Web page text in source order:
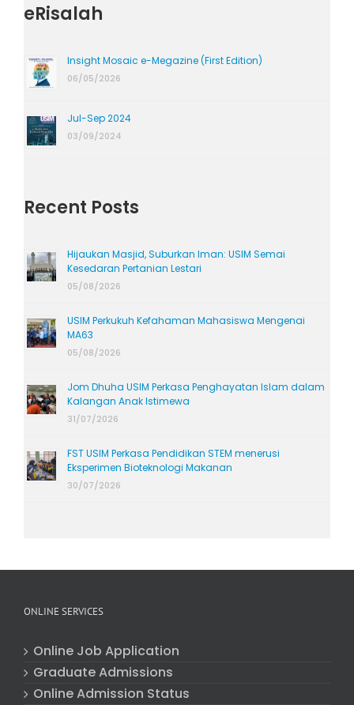
eRisalah
Insight Mosaic e-Megazine (First Edition)
06/05/2026
Jul-Sep 2024
03/09/2024
Recent Posts
Hijaukan Masjid, Suburkan Iman: USIM Semai
Kesedaran Pertanian Lestari
05/08/2026
USIM Perkukuh Kefahaman Mahasiswa Mengenai
MA63
05/08/2026
Jom Dhuha USIM Perkasa Penghayatan Islam dalam
Kalangan Anak Istimewa
31/07/2026
FST USIM Perkasa Pendidikan STEM menerusi
Eksperimen Bioteknologi Makanan
30/07/2026
ONLINE SERVICES
Online Job Application
Graduate Admissions
Online Admission Status